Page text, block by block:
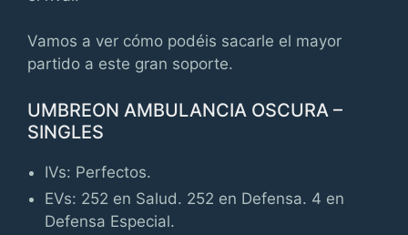
Vamos a ver cómo podéis sacarle el mayor
partido a este gran soporte.
UMBREON AMBULANCIA OSCURA –
SINGLES
IVs: Perfectos.
EVs: 252 en Salud. 252 en Defensa. 4 en
Defensa Especial.